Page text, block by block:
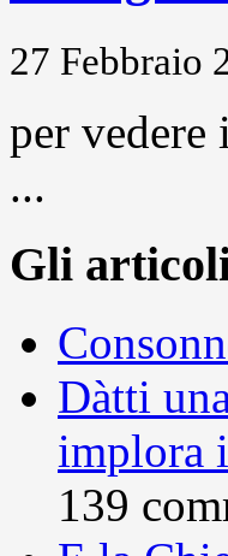
27 Febbraio
per
...
Gli
Dàtti
implora
139